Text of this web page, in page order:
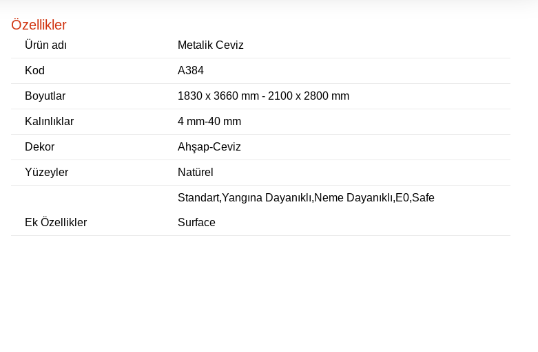
Özellikler
Ürün adı Metalik Ceviz
Kod A384
Boyutlar 1830 x 3660 mm - 2100 x 2800 mm
Kalınlıklar 4 mm-40 mm
Dekor Ahşap-Ceviz
Yüzeyler Natürel
Ek Özellikler
Standart,Yangına Dayanıklı,Neme Dayanıklı,E0,Safe
Surface